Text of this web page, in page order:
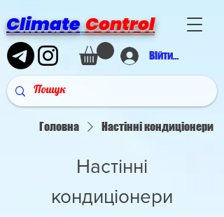
Climate Control
Війти в аккаунт
Головна Настінні кондиціонери
Настінні
кондиціонери